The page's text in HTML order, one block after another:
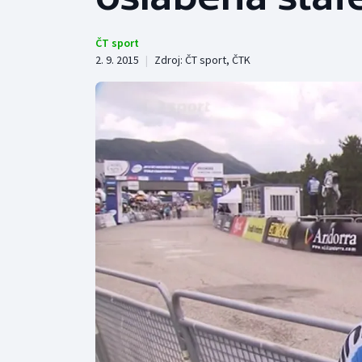
Curling
Gymnastika
ČT sport
2. 9. 2015 | Zdroj: ČT sport, ČTK